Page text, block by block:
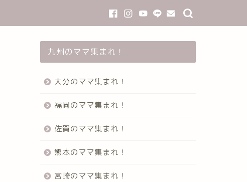
九州のママ集まれ！
大分のママ集まれ！
福岡のママ集まれ！
佐賀のママ集まれ！
熊本のママ集まれ！
宮崎のママ集まれ！